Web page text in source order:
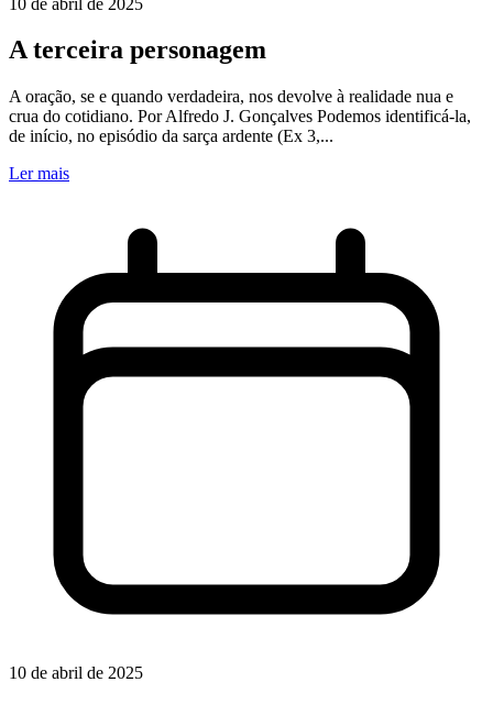
A terceira personagem
A oração, se e quando verdadeira, nos devolve à realidade nua e
crua do cotidiano. Por Alfredo J. Gonçalves Podemos identificá-la,
de início, no episódio da sarça ardente (Ex 3,...
Ler mais
10 de abril de 2025